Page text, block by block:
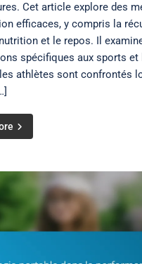
Cet article explore des
efficaces, y compris la
et le repos. Il
spécifiques aux sports et
athlètes sont confrontés